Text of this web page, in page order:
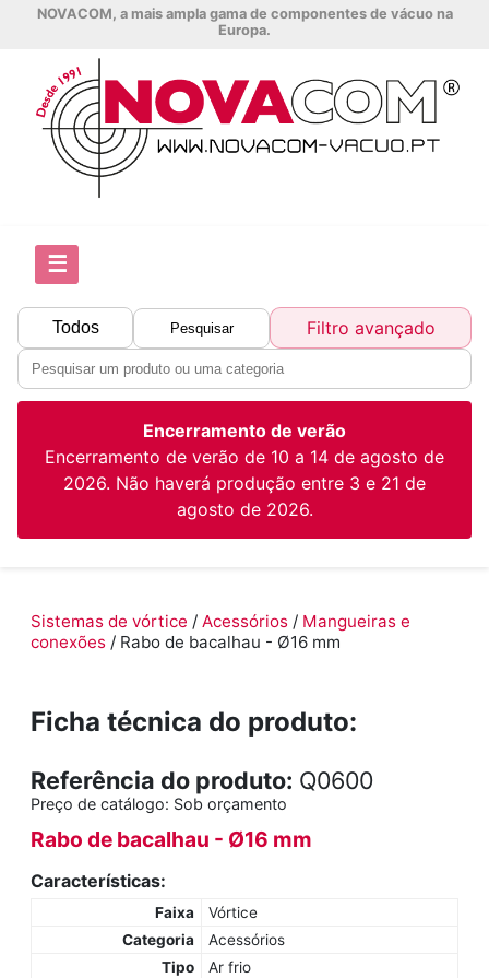
NOVACOM, a mais ampla gama de componentes de vácuo na
Europa.
☰
Todos Pesquisar Filtro avançado
Encerramento de verão
Encerramento de verão de 10 a 14 de agosto de
2026. Não haverá produção entre 3 e 21 de
agosto de 2026.
Sistemas de vórtice / Acessórios / Mangueiras e
conexões / Rabo de bacalhau - Ø16 mm
Ficha técnica do produto:
Referência do produto: Q0600
Preço de catálogo: Sob orçamento
Rabo de bacalhau - Ø16 mm
Características:
Faixa
Vórtice
Categoria
Acessórios
Tipo
Ar frio